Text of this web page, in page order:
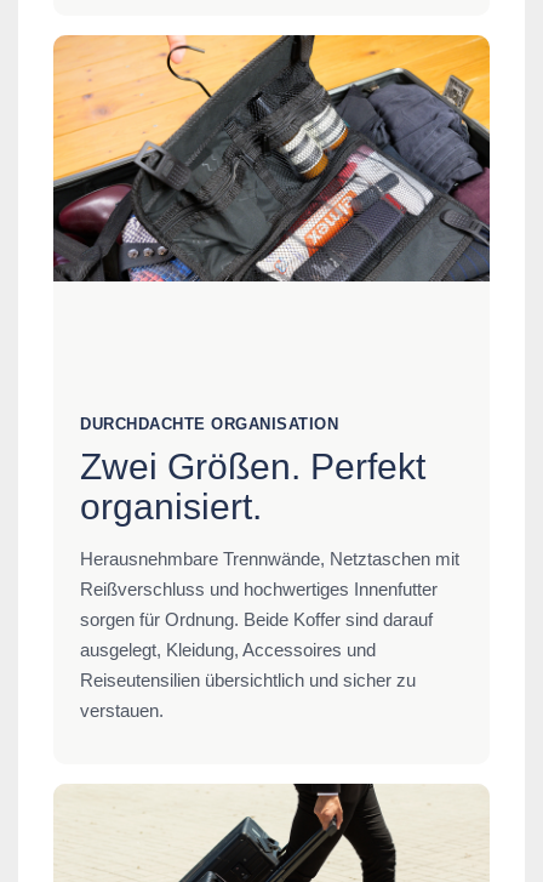
DURCHDACHTE ORGANISATION
Zwei Größen. Perfekt
organisiert.
Herausnehmbare Trennwände, Netztaschen mit
Reißverschluss und hochwertiges Innenfutter
sorgen für Ordnung. Beide Koffer sind darauf
ausgelegt, Kleidung, Accessoires und
Reiseutensilien übersichtlich und sicher zu
verstauen.